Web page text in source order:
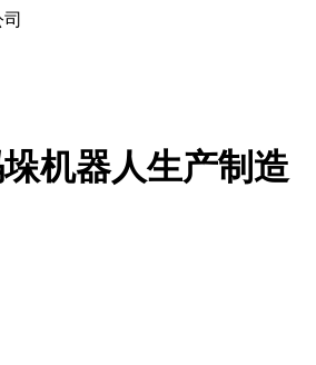
机器人生产制造